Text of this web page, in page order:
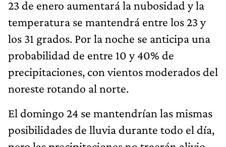
23 de enero aumentará la nubosidad y la
temperatura se mantendrá entre los 23 y
los 31 grados. Por la noche se anticipa una
probabilidad de entre 10 y 40% de
precipitaciones, con vientos moderados del
noreste rotando al norte.
El domingo 24 se mantendrían las mismas
posibilidades de lluvia durante todo el día,